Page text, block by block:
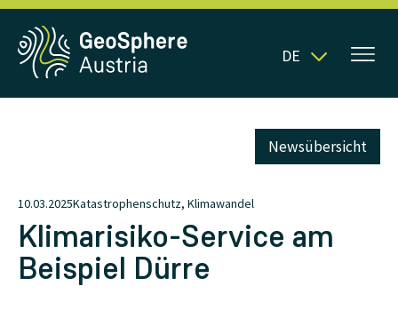
DE
10.03.2025Katastrophenschutz, Klimawandel
Newsübersicht
Klimarisiko-Service am
Beispiel Dürre